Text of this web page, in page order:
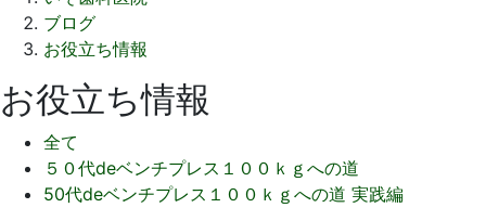
ブログ
お役立ち情報
お役立ち情報
全て
５０代deベンチプレス１００ｋｇへの道
50代deベンチプレス１００ｋｇへの道 実践編